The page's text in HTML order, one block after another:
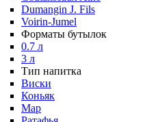
Dumangin J. Fils
Voirin-Jumel
Форматы бутылок
0.7 л
3 л
Тип напитка
Виски
Коньяк
Мар